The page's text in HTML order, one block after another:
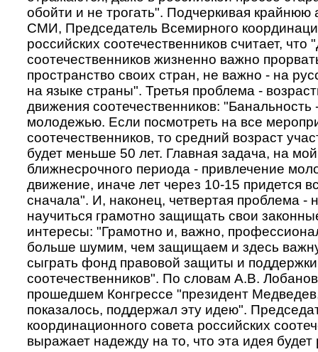
обойти и не трогать". Подчеркивая крайнюю
СМИ, Председатель Всемирного
российских соотечественников считает,
соотечественников жизненно важно
пространство своих стран, не важно - на
на языке страны". Третья проблема -
движения соотечественников:
молодежью. Если посмотреть на все
соотечественников, то средний возраст
будет меньше 50 лет. Главная задача, на мой
ближнесрочного периода - привлечение
движение, иначе лет через 10-15 придется
сначала". И, наконец, четвертая проблема -
научиться грамотно защищать свои
интересы: "Грамотно и, важно,
больше шумим, чем защищаем и здесь
сыграть фонд правовой защиты и поддержки
соотечественников". По словам А.В.
прошедшем Конгрессе "президент
показалось, поддержал эту идею".
координационного совета российских
выражает надежду на то, что эта идея будет